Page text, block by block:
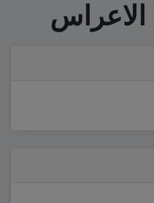
الاعراس